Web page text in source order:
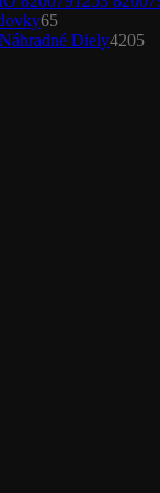
6565
produktov
Náhradné Diely4205